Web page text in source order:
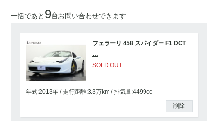
一括であと 9台お問い合わせできます
フェラーリ 458 スパイダー F1 DCT
…
SOLD OUT
年式:2013年 走行距離:3.3万km 排気量:4499cc
削除